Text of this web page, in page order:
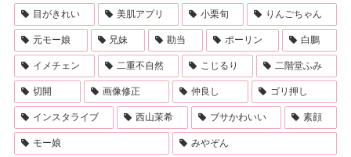
目がきれい 美肌アプリ 小栗旬 りんごちゃん
元モー娘 兄妹 勘当 ポーリン 白鵬
イメチェン 二重不自然 こじるり 二階堂ふみ
切開 画像修正 仲良し ゴリ押し
インスタライブ 西山茉希 ブサかわいい 素顔
モー娘 みやぞん